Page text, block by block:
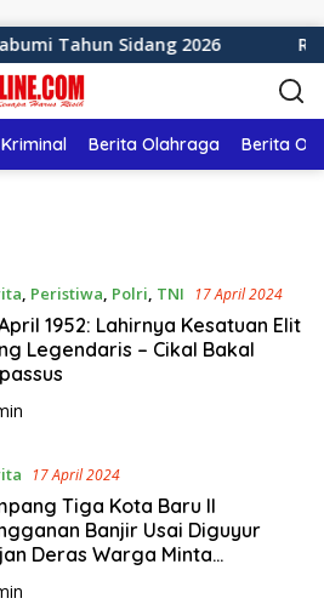
Tahun Sidang 2026
Berita Olahraga Berita
, Peristiwa, Polri, TNI 17 April 2024
1952: Lahirnya Kesatuan Elit
Legendaris – Cikal Bakal
17 April 2024
Tiga Kota Baru II
Banjir Usai Diguyur
Deras Warga Minta
Saluran Drainase